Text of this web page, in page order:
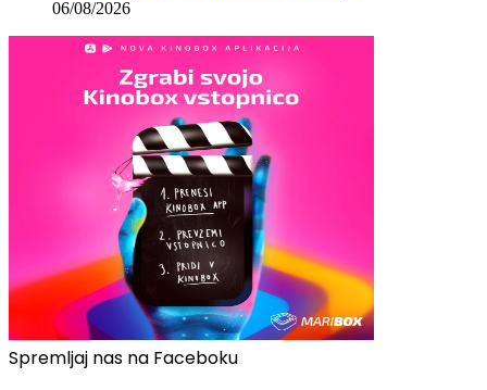
06/08/2026
Spremljaj nas na Faceboku